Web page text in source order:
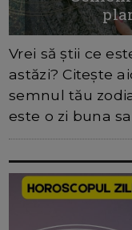
Vrei să știi ce
astăzi? Citește
semnul tău
este o zi buna